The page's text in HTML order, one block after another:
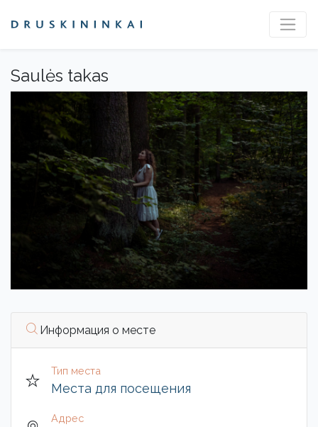
Saulės takas
Информация о месте
Тип места
Места для посещения
Адрес